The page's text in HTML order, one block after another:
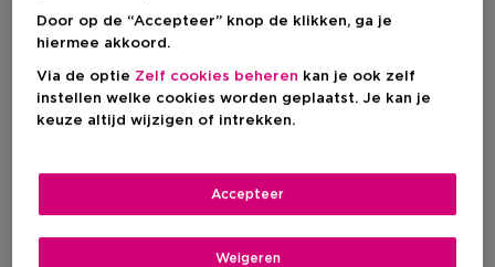
50 ML
€ 119,00 € 165,00
-17% Aanbevolen verkoopprijs fabrikant€ 119,00
Door op de “Accepteer” knop de klikken, ga je
hiermee akkoord.
Via de optie Zelf cookies beheren kan je ook zelf
instellen welke cookies worden geplaatst. Je kan je
keuze altijd wijzigen of intrekken.
Weigeren
Accepteer